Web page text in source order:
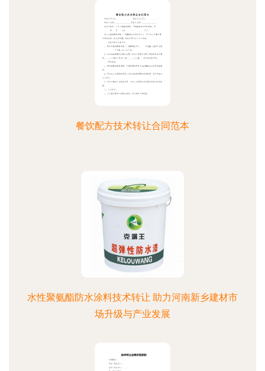
餐饮配方技术转让合同范本
水性聚氨酯防水涂料技术转让 助力河南新乡建材市
场升级与产业发展